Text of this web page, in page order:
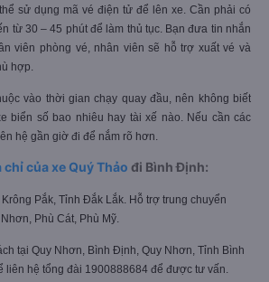
sử dụng mã vé điện tử để lên xe. Cần phải có
từ 30 – 45 phút để làm thủ tục. Bạn đưa tin nhắn
viên phòng vé, nhân viên sẽ hỗ trợ xuất vé và
hợp.
vào thời gian chạy quay đầu, nên không biết
biển số bao nhiêu hay tài xế nào. Nếu cần các
hệ gần giờ đi để nắm rõ hơn.
của xe Quý Thảo đi Bình Định:
Pắk, Tỉnh Đắk Lắk. Hỗ trợ trung chuyển
Phù Cát, Phù Mỹ.
tại Quy Nhơn, Bình Định, Quy Nhơn, Tỉnh Bình
liên hệ tổng đài 1900888684 để được tư vấn.